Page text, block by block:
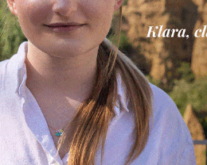
In vetrina 6 Agosto 2026
Gita di famiglia a Firenze:
divertire i tuoi figli